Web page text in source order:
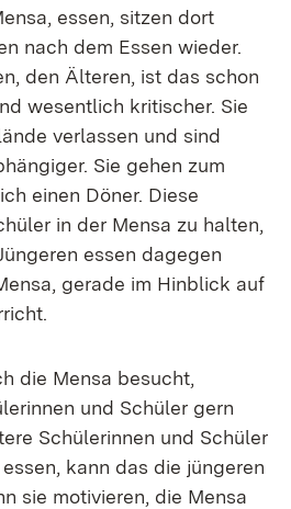
essen, sitzen dort
nach dem Essen wieder.
den Älteren, ist das schon
wesentlich kritischer. Sie
verlassen und sind
Sie gehen zum
einen Döner. Diese
in der Mensa zu halten,
essen dagegen
gerade im Hinblick auf
die Mensa besucht,
und Schüler gern
Schülerinnen und Schüler
kann das die jüngeren
sie motivieren, die Mensa